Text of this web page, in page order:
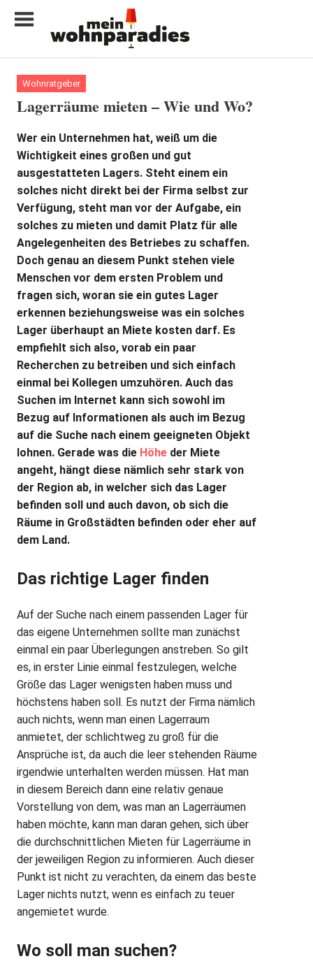
Inhalt
My
home
is
my
Wohnratgeber
Lagerräume mieten – Wie und Wo?
Wer ein Unternehmen hat, weiß um die
Wichtigkeit eines großen und gut
ausgestatteten Lagers. Steht einem ein
solches nicht direkt bei der Firma selbst zur
Verfügung, steht man vor der Aufgabe, ein
solches zu mieten und damit Platz für alle
Angelegenheiten des Betriebes zu schaffen.
Doch genau an diesem Punkt stehen viele
Menschen vor dem ersten Problem und
fragen sich, woran sie ein gutes Lager
erkennen beziehungsweise was ein solches
Lager überhaupt an Miete kosten darf. Es
empfiehlt sich also, vorab ein paar
Recherchen zu betreiben und sich einfach
einmal bei Kollegen umzuhören. Auch das
Suchen im Internet kann sich sowohl im
Bezug auf Informationen als auch im Bezug
auf die Suche nach einem geeigneten Objekt
lohnen. Gerade was die Höhe der Miete
angeht, hängt diese nämlich sehr stark von
der Region ab, in welcher sich das Lager
befinden soll und auch davon, ob sich die
Räume in Großstädten befinden oder eher auf
dem Land.
Das richtige Lager finden
Auf der Suche nach einem passenden Lager für
das eigene Unternehmen sollte man zunächst
einmal ein paar Überlegungen anstreben. So gilt
es, in erster Linie einmal festzulegen, welche
Größe das Lager wenigsten haben muss und
höchstens haben soll. Es nutzt der Firma nämlich
auch nichts, wenn man einen Lagerraum
anmietet, der schlichtweg zu groß für die
Ansprüche ist, da auch die leer stehenden Räume
irgendwie unterhalten werden müssen. Hat man
in diesem Bereich dann eine relativ genaue
Vorstellung von dem, was man an Lagerräumen
haben möchte, kann man daran gehen, sich über
die durchschnittlichen Mieten für Lagerräume in
der jeweiligen Region zu informieren. Auch dieser
Punkt ist nicht zu verachten, da einem das beste
Lager nichts nutzt, wenn es einfach zu teuer
angemietet wurde.
Wo soll man suchen?